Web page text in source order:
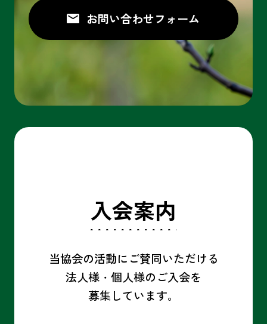
お問い合わせ
入会案内
当協会の活動にご賛同いただける
法人様・個人様の ご入会を
募集しています。